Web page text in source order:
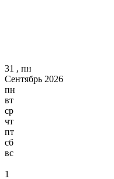
31 , пн
Сентябрь 2026
пн
вт
ср
чт
пт
сб
вс
1